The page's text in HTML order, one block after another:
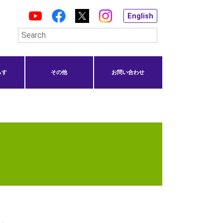
English
す その他 お問い合わせ